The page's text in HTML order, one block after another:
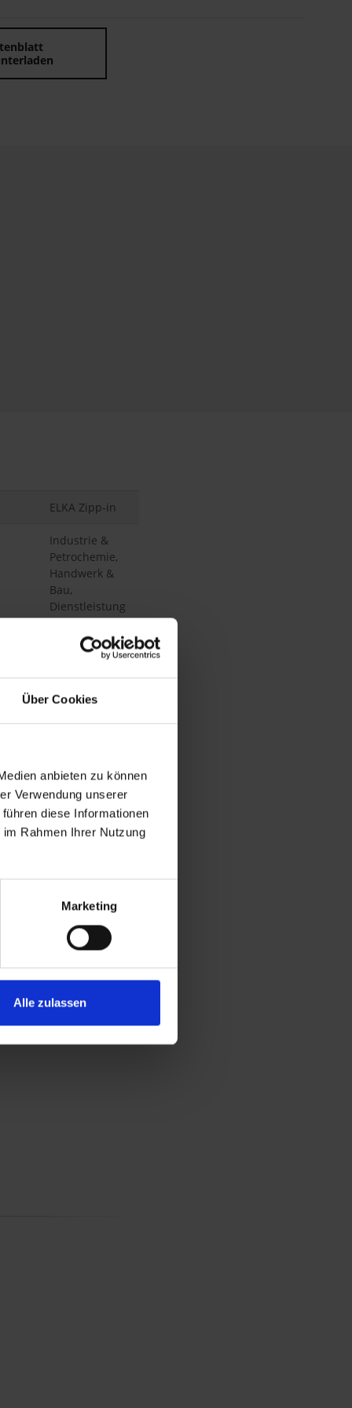
Über Cookies
anbieten zu können
Verwendung unserer
diese Informationen
Rahmen Ihrer Nutzung
Marketing
Alle zulassen
ELKA Zipp-in
Industrie &
Petrochemie,
Handwerk &
Bau,
Dienstleistung
& Kommunen
SecureTech
Jacke
Fleece mit
Antiflammschutz
Modacryl, 38%
Kohlenstoff
210T Tafetta,
Polyester, C0-
Behandlung